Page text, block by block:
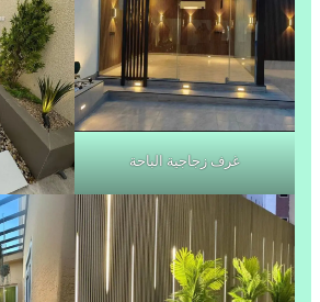
غرف زجاجية الباحة